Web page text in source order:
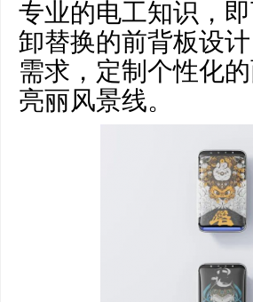
专业的电工知识，
卸替换的前背板设
需求，定制个性化
亮丽风景线。